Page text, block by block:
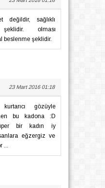
değildir, sağlıklı
olması
beslenme şeklidir.
23 Mart 2016 01:18
gözüyle
bu kadona :D
bir kadın iy
eğzergiz ve
...